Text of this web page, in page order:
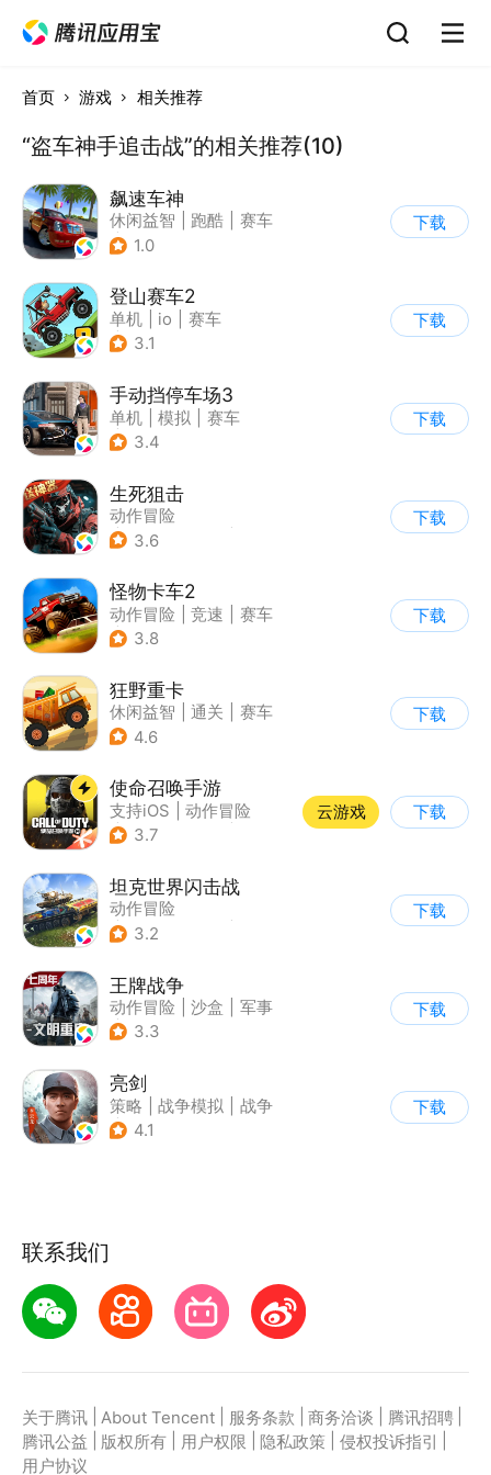
首页 游戏 相关推荐
“盗车神手追击战”的相关推荐(10)
飙速车神
休闲益智 跑酷
赛车
| 漂移
1.0
下载
登山赛车2
单机 io
赛车
| 欧美风
3.1
下载
手动挡停车场3
单机 模拟
赛车
| 开放世界
3.4
下载
生死狙击
动作冒险
| 第一人称射击
3.6
下载
怪物卡车2
动作冒险 竞速
赛车
| 卡通
3.8
下载
狂野重卡
休闲益智 通关
赛车
4.6
下载
使命召唤手游
支持iOS
动作冒险
| 第一人称射击
3.7
云游戏 下载
坦克世界闪击战
动作冒险
| 第三人称射击
3.2
下载
王牌战争
动作冒险 沙盒
军事
| 开放世界
3.3
下载
亮剑
策略 战争模拟
战争
| 亮剑
4.1
下载
联系我们
关于腾讯 About Tencent 服务条款 商务洽谈 腾讯招聘
腾讯公益
版权所有 用户权限 隐私政策 侵权投诉指引
用户协议